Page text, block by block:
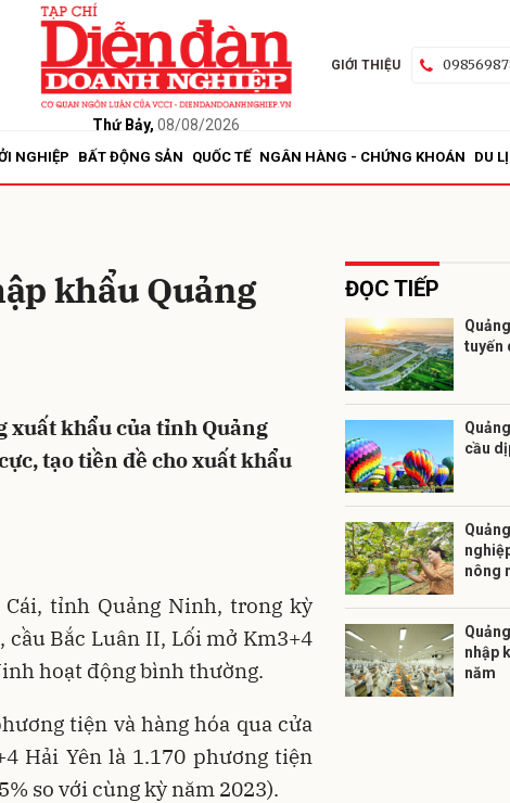
Thứ Bảy, 08/08/2026
GIỚI THIỆU
NGHIỆP BẤT ĐỘNG SẢN QUỐC TẾ NGÂN HÀNG - CHỨNG KHOÁN DU
khẩu Quảng
xuất khẩu của tỉnh Quảng
tạo tiền đề cho xuất khẩu
tỉnh Quảng Ninh, trong kỳ
Bắc Luân II, Lối mở Km3+4
hoạt động bình thường.
tiện và hàng hóa qua cửa
Hải Yên là 1.170 phương tiện
so với cùng kỳ năm 2023).
ĐỌC TIẾP
tuyến
cầu
nông
nhập
năm
Gửi